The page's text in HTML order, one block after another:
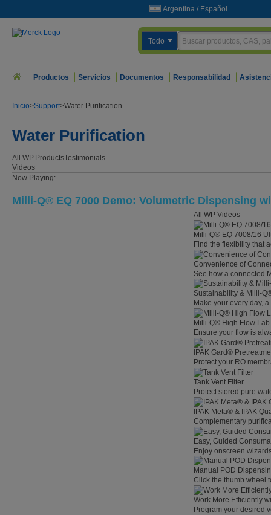
Argentina / Español
Todo
Productos Servicios Documentos Responsabilidad
Inicio>Support>Water Purification
Water Purification
All WP
Videos
ProductsTestimonials
Now Playing:
Milli-Q® EQ 7000 Demo: Volumetric Dispensing
All WP Videos
Milli-Q® EQ 7008/16
Find the flexibility that
Convenience of
See how a connected
Sustainability & Milli-
Make your every day,
Milli-Q® High Flow
Ensure your flow is
IPAK Gard®
Protect your RO
Tank Vent Filter
Protect stored pure
IPAK Meta® & IPAK
Complementary
Easy, Guided
Enjoy onscreen
Manual POD
Click the thumb wheel
Work More Efficiently
Program your desired